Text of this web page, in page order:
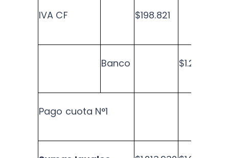
IVA CF $198.821
Banco $1.213.932
Pago cuota N°1